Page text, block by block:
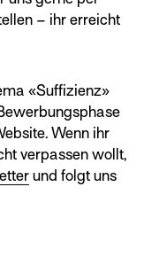
– ihr erreicht
«Suffizienz»
Wenn ihr
verpassen wollt,
und folgt uns